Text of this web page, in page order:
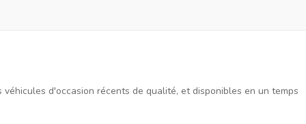
d'occasion récents de qualité, et disponibles en un temps